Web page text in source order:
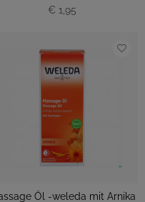
€ 1,95
Öl -weleda mit Arnika